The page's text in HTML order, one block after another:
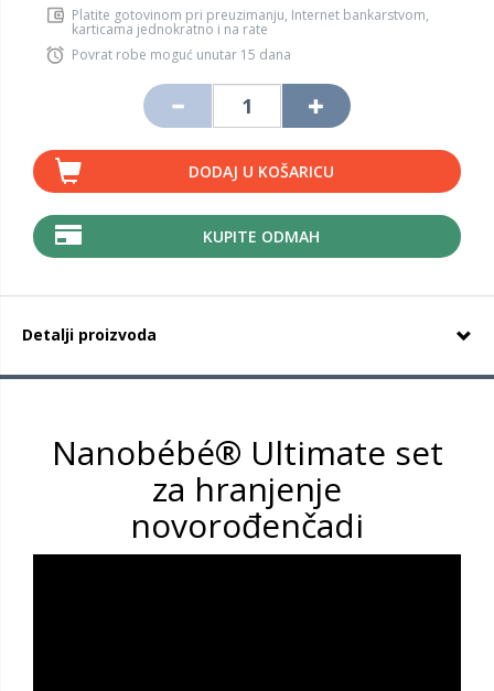
Platite gotovinom pri preuzimanju, Internet bankarstvom,
karticama jednokratno i na rate
Povrat robe moguć unutar 15 dana
DODAJ U KOŠARICU
KUPITE ODMAH
Detalji proizvoda
Nanobébé® Ultimate set
za hranjenje
novorođenčadi